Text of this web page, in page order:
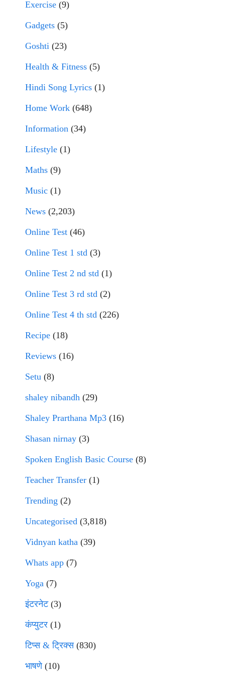
Exercise (9)
Gadgets (5)
Goshti (23)
Health & Fitness (5)
Hindi Song Lyrics (1)
Home Work (648)
Information (34)
Lifestyle (1)
Maths (9)
Music (1)
News (2,203)
Online Test (46)
Online Test 1 std (3)
Online Test 2 nd std (1)
Online Test 3 rd std (2)
Online Test 4 th std (226)
Recipe (18)
Reviews (16)
Setu (8)
shaley nibandh (29)
Shaley Prarthana Mp3 (16)
Shasan nirnay (3)
Spoken English Basic Course (8)
Teacher Transfer (1)
Trending (2)
Uncategorised (3,818)
Vidnyan katha (39)
Whats app (7)
Yoga (7)
इंटरनेट(3)
कंप्युटर (1)
टिप्स & ट्रिक्स(830)
भाषणे(10)